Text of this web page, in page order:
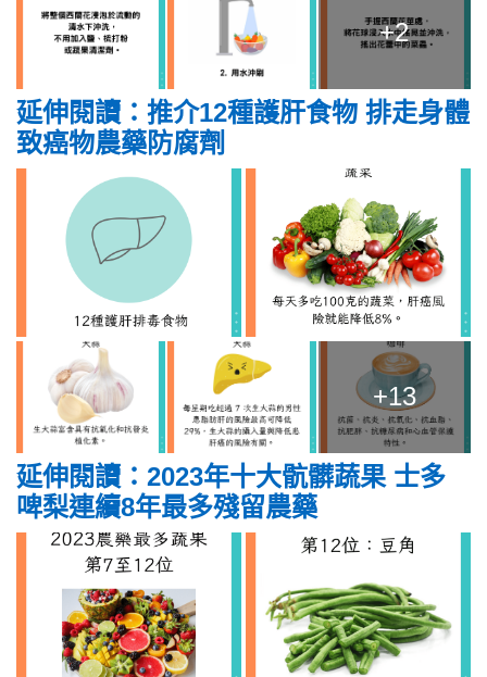
+2
延伸閱讀：推介12種護肝食物 排走身體
致癌物農藥防腐劑
+13
延伸閱讀：2023年十大骯髒蔬果 士多
啤梨連續8年最多殘留農藥